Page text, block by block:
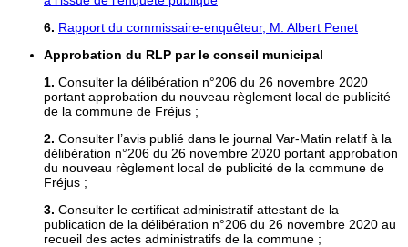
6. Rapport du commissaire-enquêteur, M. Albert Penet
Approbation du RLP par le conseil municipal
1. Consulter la délibération n°206 du 26 novembre 2020
portant approbation du nouveau règlement local de publicité
de la commune de Fréjus ;
2. Consulter l’avis publié dans le journal Var-Matin relatif à la
délibération n°206 du 26 novembre 2020 portant approbation
du nouveau règlement local de publicité de la commune de
Fréjus ;
3. Consulter le certificat administratif attestant de la
publication de la délibération n°206 du 26 novembre 2020 au
recueil des actes administratifs de la commune ;